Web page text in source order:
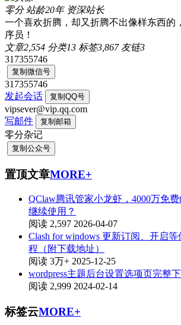
零分 站龄20年 资深站长
一个喜欢折腾，却又折腾不出像样东西的
序员！
文章2,554 分类13 标签3,867 友链3
317355746
复制微信号
317355746
发起会话
复制QQ号
vipsever@vip.qq.com
写邮件
复制邮箱
零分杂记
复制公众号
置顶文章MORE+
QClaw腾讯管家小龙虾，4000万免
继续使用？
阅读 2,597 2026-04-07
Clash for windows 更新订阅、开启
程（附下载地址）
阅读 3万+ 2025-12-25
wordpress主题后台设置选项页完整
阅读 2,999 2024-02-14
标签云MORE+